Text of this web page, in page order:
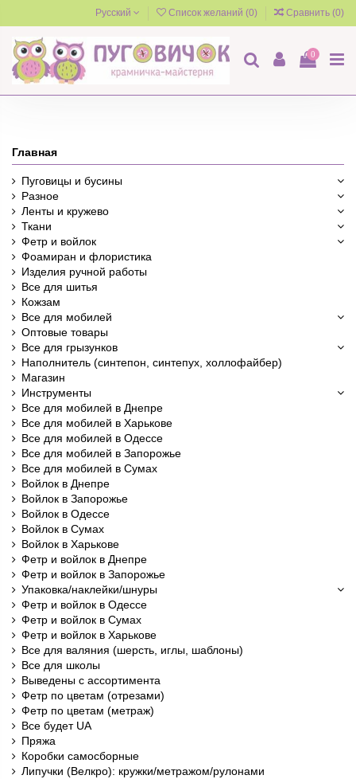
Русский Список желаний (0) Сравнить (0)
0
Главная
Пуговицы и бусины
Разное
Ленты и кружево
Ткани
Фетр и войлок
Фоамиран и флористика
Изделия ручной работы
Все для шитья
Кожзам
Все для мобилей
Оптовые товары
Все для грызунков
Наполнитель (синтепон, синтепух, холлофайбер)
Магазин
Инструменты
Все для мобилей в Днепре
Все для мобилей в Харькове
Все для мобилей в Одессе
Все для мобилей в Запорожье
Все для мобилей в Сумах
Войлок в Днепре
Войлок в Запорожье
Войлок в Одессе
Войлок в Сумах
Войлок в Харькове
Фетр и войлок в Днепре
Фетр и войлок в Запорожье
Упаковка/наклейки/шнуры
Фетр и войлок в Одессе
Фетр и войлок в Сумах
Фетр и войлок в Харькове
Все для валяния (шерсть, иглы, шаблоны)
Все для школы
Выведены с ассортимента
Фетр по цветам (отрезами)
Фетр по цветам (метраж)
Все будет UA
Пряжа
Коробки самосборные
Липучки (Велкро): кружки/метражом/рулонами